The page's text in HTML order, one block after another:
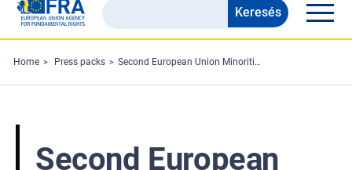
Search
the
FRA
website
Keresés
Home Press packs Second European Union Minorities and Discrimination Survey – Main results - Press pack
Second European